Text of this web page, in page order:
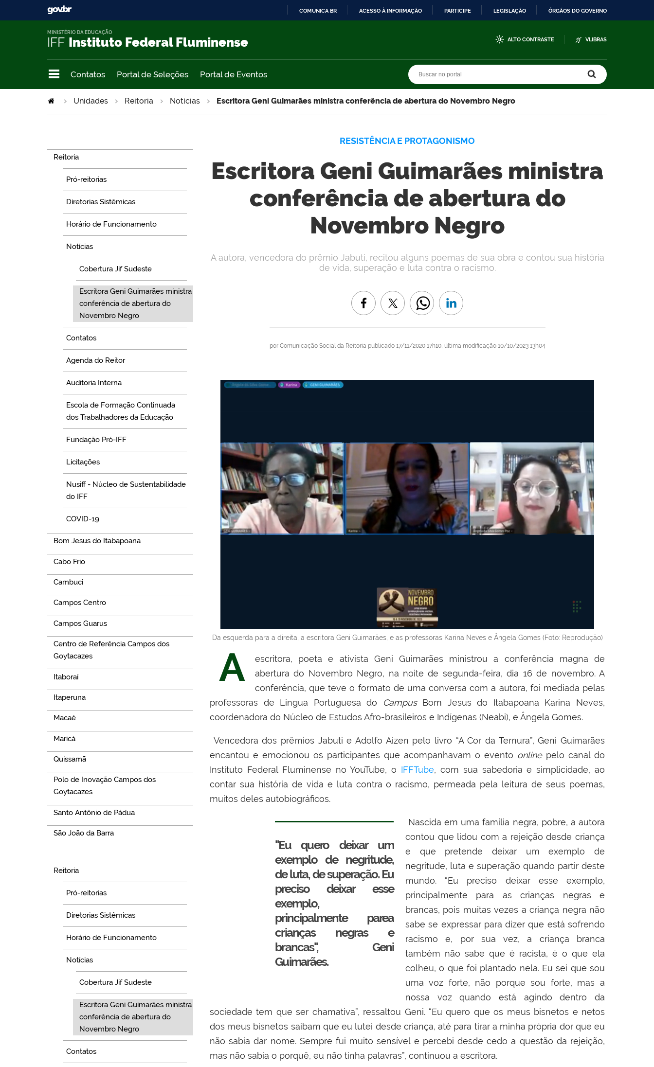
COMUNICA BR ACESSO À INFORMAÇÃO PARTICIPE LEGISLAÇÃO ÓRGÃOS DO GOVERNO
IFF Instituto Federal Fluminense
MINISTÉRIO DA EDUCAÇÃO
ALTO CONTRASTE VLIBRAS
Contatos Portal de Seleções Portal de Eventos
Unidades Reitoria Notícias Escritora Geni Guimarães ministra conferência de abertura do Novembro Negro
Reitoria
Pró-reitorias
Diretorias Sistêmicas
Horário de Funcionamento
Notícias
Cobertura Jif Sudeste
Escritora Geni Guimarães ministra
conferência de abertura do
Novembro Negro
Contatos
Agenda do Reitor
Auditoria Interna
Escola de Formação Continuada
dos Trabalhadores da Educação
Fundação Pró-IFF
Licitações
Nusiff - Núcleo de Sustentabilidade
do IFF
COVID-19
Bom Jesus do Itabapoana
Cabo Frio
Cambuci
Campos Centro
Campos Guarus
Centro de Referência Campos dos
Goytacazes
Itaboraí
Itaperuna
Macaé
Maricá
Quissamã
Polo de Inovação Campos dos
Goytacazes
Santo Antônio de Pádua
São João da Barra
Reitoria
Pró-reitorias
Diretorias Sistêmicas
Horário de Funcionamento
Notícias
Cobertura Jif Sudeste
Escritora Geni Guimarães ministra
conferência de abertura do
Novembro Negro
Contatos
RESISTÊNCIA E PROTAGONISMO
Escritora Geni Guimarães ministra
conferência de abertura do
Novembro Negro
por Comunicação Social da Reitoria publicado17/11/2020 17h10, última modificação10/10/2023 13h04
A autora, vencedora do prêmio Jabuti, recitou alguns poemas de sua obra e contou sua história
de vida, superação e luta contra o racismo.
Da esquerda para a direita, a escritora Geni Guimarães, e as professoras Karina Neves e Ângela Gomes (Foto: Reprodução)
A
escritora, poeta e ativista Geni Guimarães ministrou a conferência magna de
abertura do Novembro Negro, na noite de segunda-feira, dia 16 de novembro. A
conferência, que teve o formato de uma conversa com a autora, foi mediada pelas
professoras de Língua Portuguesa do
Campus Bom Jesus do Itabapoana Karina Neves,
coordenadora do Núcleo de Estudos Afro-brasileiros e Indígenas (Neabi), e Ângela Gomes.
Vencedora dos prêmios Jabuti e Adolfo Aizen pelo livro “A Cor da Ternura”, Geni Guimarães
encantou e emocionou os participantes que acompanhavam o evento online pelo canal do
Instituto Federal Fluminense no YouTube, o IFFTube, com sua sabedoria e simplicidade, ao
contar sua história de vida e luta contra o racismo, permeada pela leitura de seus poemas,
muitos deles autobiográficos.
"Eu quero deixar um
exemplo de negritude,
de luta, de superação. Eu
preciso deixar esse
exemplo,
principalmente parea
crianças negras e
brancas", Geni
Guimarães.
Nascida em uma família negra, pobre, a autora
contou que lidou com a rejeição desde criança
e que pretende deixar um exemplo de
negritude, luta e superação quando partir deste
mundo. “Eu preciso deixar esse exemplo,
principalmente para as crianças negras e
brancas, pois muitas vezes a criança negra não
sabe se expressar para dizer que está sofrendo
racismo e, por sua vez, a criança branca
também não sabe que é racista, é o que ela
colheu, o que foi plantado nela. Eu sei que sou
uma voz forte, não porque sou forte, mas a
nossa voz quando está agindo dentro da
sociedade tem que ser chamativa”, ressaltou Geni. “Eu quero que os meus bisnetos e netos
dos meus bisnetos saibam que eu lutei desde criança, até para tirar a minha própria dor que eu
não sabia dar nome. Sempre fui muito sensível e percebi desde cedo a questão da rejeição,
mas não sabia o porquê, eu não tinha palavras”, continuou a escritora.